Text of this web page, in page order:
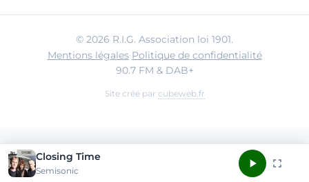
© 2026 R.I.G. Association loi 1901.
Mentions légales·Politique de confidentialité
90.7 FM & DAB+
Site créé par cubeweb.fr
Closing Time
Semisonic